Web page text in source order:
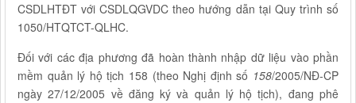
CSDLHTĐT với CSDLQGVDC theo hướng dẫn tại Quy trình số
1050/HTQTCT-QLHC.
Đối với các địa phương đã hoàn thành nhập dữ liệu vào phần
mềm quản lý hộ tịch 158 (theo Nghị định số 158/2005/NĐ-CP
ngày 27/12/2005 về đăng ký và quản lý hộ tịch), đang phê